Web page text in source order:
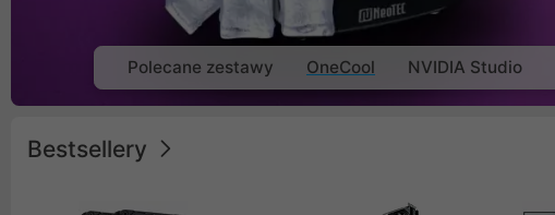
Polecane zestawy OneCool NVIDIA Studio
Bestsellery